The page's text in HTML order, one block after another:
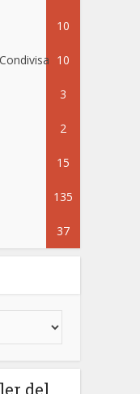
10
10
3
2
15
135
37
del